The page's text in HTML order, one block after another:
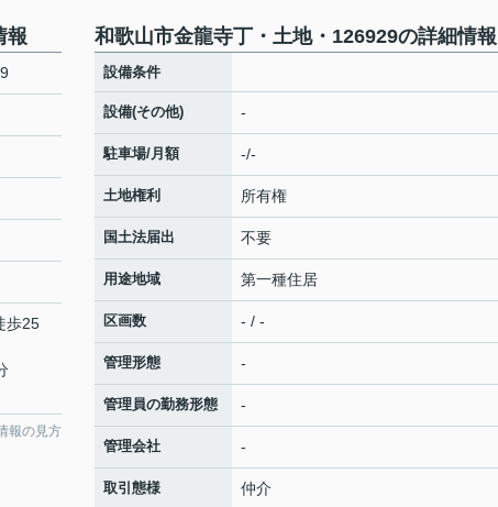
報
歩25
報の見方
和歌山市金龍寺丁・土地・126929の詳細情報
設備条件
設備(その他) -
駐車場/月額 -/-
土地権利 所有権
国土法届出 不要
用途地域 第一種住居
区画数 - / -
管理形態 -
管理員の勤務形態 -
管理会社 -
取引態様 仲介